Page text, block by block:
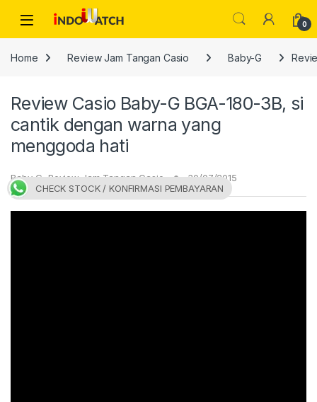
Open 0
Home Review Jam Tangan Casio Baby-G
Review Casio Baby-G BGA-180-3B, si
cantik dengan warna yang
menggoda hati
Baby-G,Review Jam Tangan Casio 30/07/2015
CHECK STOCK / KONFIRMASI PEMBAYARAN